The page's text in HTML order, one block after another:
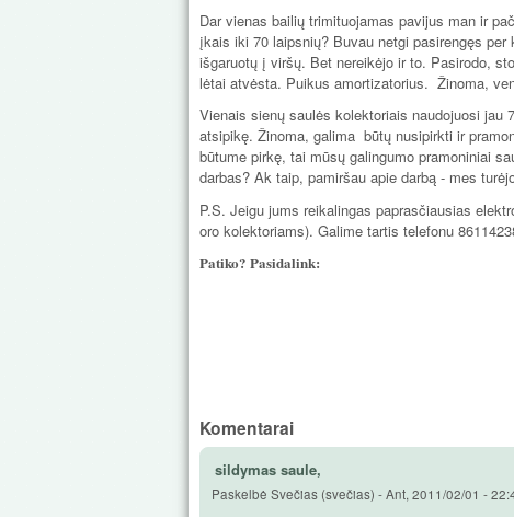
Dar vienas bailių trimituojamas pavijus man ir
įkais iki 70 laipsnių? Buvau netgi pasirengęs
išgaruotų į viršų. Bet nereikėjo ir to. Pasirodo,
lėtai atvėsta. Puikus amortizatorius. Žinoma,
Vienais sienų saulės kolektoriais naudojuosi
atsipikę. Žinoma, galima būtų nusipirkti ir
būtume pirkę, tai mūsų galingumo pramoniniai
darbas? Ak taip, pamiršau apie darbą - mes
P.S. Jeigu jums reikalingas paprasčiausias
oro kolektoriams). Galime tartis telefonu
Patiko? Pasidalink:
Komentarai
sildymas saule,
Paskelbė Svečias (svečias) -Ant, 2011/02/01 -